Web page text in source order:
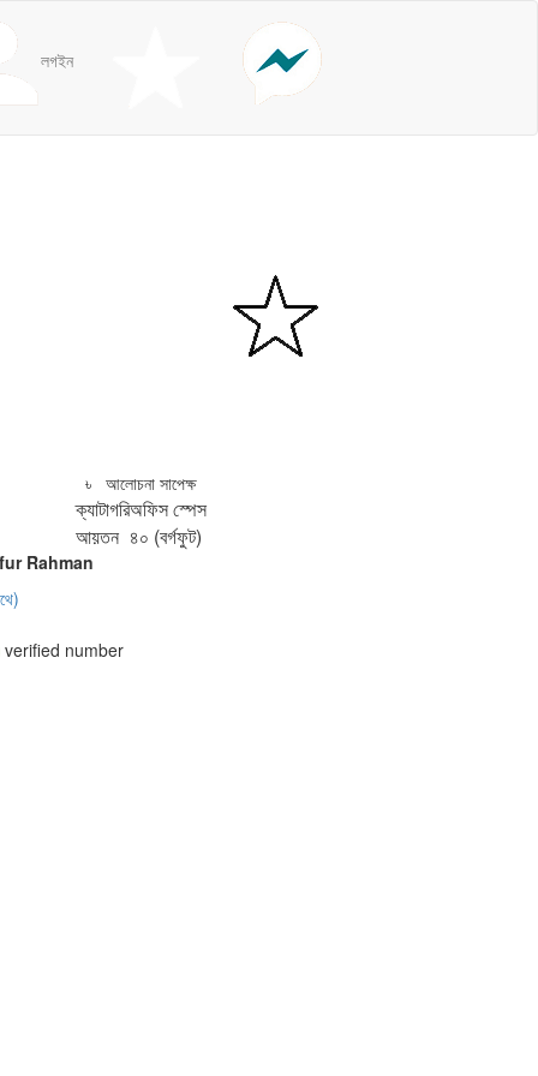
লগইন
৳ আলোচনা সাপেক্ষ
ক্যাটাগরিঅফিস স্পেস
আয়তন ৪০ (বর্গফুট)
Rahman
verified number